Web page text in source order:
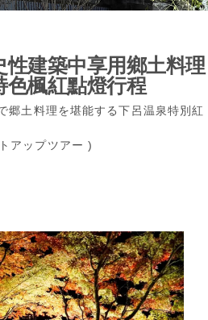
建築中享用鄉土料理
色楓紅點燈行程
郷土料理を堪能する下呂温泉特別紅
アップツアー )